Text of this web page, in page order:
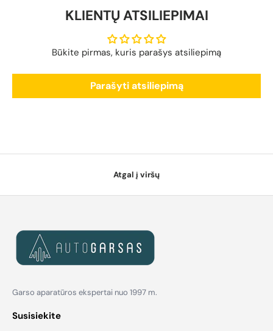
KLIENTŲ ATSILIEPIMAI
Būkite pirmas, kuris parašys atsiliepimą
Parašyti atsiliepimą
Atgal į viršų
Garso aparatūros ekspertai nuo 1997 m.
Susisiekite